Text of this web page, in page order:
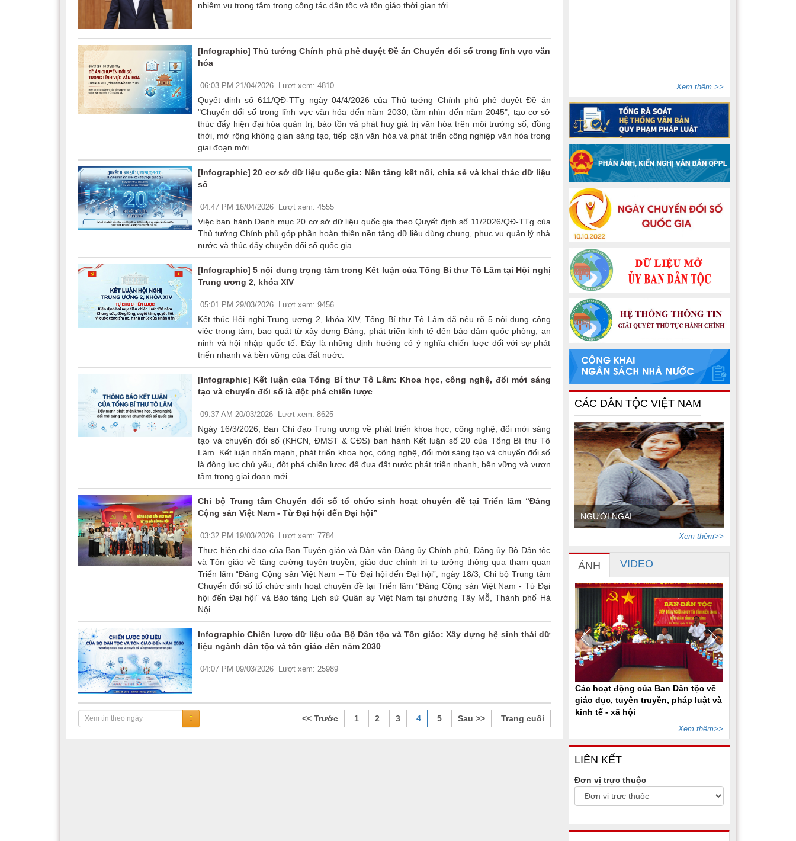
nhiệm vụ trọng tâm trong công tác dân tộc và tôn giáo thời gian tới.
[Infographic] Thủ tướng Chính phủ phê duyệt Đề án Chuyển đổi số trong lĩnh vực văn
hóa
06:03 PM 21/04/2026 Lượt xem: 4810
Quyết định số 611/QĐ-TTg ngày 04/4/2026 của Thủ tướng Chính phủ phê duyệt Đề án
"Chuyển đổi số trong lĩnh vực văn hóa đến năm 2030, tầm nhìn đến năm 2045", tạo cơ sở
thúc đẩy hiện đại hóa quản trị, bảo tồn và phát huy giá trị văn hóa trên môi trường số, đồng
thời, mở rộng không gian sáng tạo, tiếp cận văn hóa và phát triển công nghiệp văn hóa trong
giai đoạn mới.
[Infographic] 20 cơ sở dữ liệu quốc gia: Nền tảng kết nối, chia sẻ và khai thác dữ liệu
số
04:47 PM 16/04/2026 Lượt xem: 4555
Việc ban hành Danh mục 20 cơ sở dữ liệu quốc gia theo Quyết định số 11/2026/QĐ-TTg của
Thủ tướng Chính phủ góp phần hoàn thiện nền tảng dữ liệu dùng chung, phục vụ quản lý nhà
nước và thúc đẩy chuyển đổi số quốc gia.
[Infographic] 5 nội dung trọng tâm trong Kết luận của Tổng Bí thư Tô Lâm tại Hội nghị
Trung ương 2, khóa XIV
05:01 PM 29/03/2026 Lượt xem: 9456
Kết thúc Hội nghị Trung ương 2, khóa XIV, Tổng Bí thư Tô Lâm đã nêu rõ 5 nội dung công
việc trọng tâm, bao quát từ xây dựng Đảng, phát triển kinh tế đến bảo đảm quốc phòng, an
ninh và hội nhập quốc tế. Đây là những định hướng có ý nghĩa chiến lược đối với sự phát
triển nhanh và bền vững của đất nước.
[Infographic] Kết luận của Tổng Bí thư Tô Lâm: Khoa học, công nghệ, đổi mới sáng
tạo và chuyển đổi số là đột phá chiến lược
09:37 AM 20/03/2026 Lượt xem: 8625
Ngày 16/3/2026, Ban Chỉ đạo Trung ương về phát triển khoa học, công nghệ, đổi mới sáng
tạo và chuyển đổi số (KHCN, ĐMST & CĐS) ban hành Kết luận số 20 của Tổng Bí thư Tô
Lâm. Kết luận nhấn mạnh, phát triển khoa học, công nghệ, đổi mới sáng tạo và chuyển đổi số
là động lực chủ yếu, đột phá chiến lược để đưa đất nước phát triển nhanh, bền vững và vươn
tầm trong giai đoạn mới.
Chi bộ Trung tâm Chuyển đổi số tổ chức sinh hoạt chuyên đề tại Triển lãm “Đảng
Cộng sản Việt Nam - Từ Đại hội đến Đại hội”
03:32 PM 19/03/2026 Lượt xem: 7784
Thực hiện chỉ đạo của Ban Tuyên giáo và Dân vận Đảng ủy Chính phủ, Đảng ủy Bộ Dân tộc
và Tôn giáo về tăng cường tuyên truyền, giáo dục chính trị tư tưởng thông qua tham quan
Triển lãm “Đảng Cộng sản Việt Nam – Từ Đại hội đến Đại hội”, ngày 18/3, Chi bộ Trung tâm
Chuyển đổi số tổ chức sinh hoạt chuyên đề tại Triển lãm “Đảng Cộng sản Việt Nam - Từ Đại
hội đến Đại hội” và Bảo tàng Lịch sử Quân sự Việt Nam tại phường Tây Mỗ, Thành phố Hà
Nội.
Infographic Chiến lược dữ liệu của Bộ Dân tộc và Tôn giáo: Xây dựng hệ sinh thái dữ
liệu ngành dân tộc và tôn giáo đến năm 2030
04:07 PM 09/03/2026 Lượt xem: 25989
<< Trước 1 2 3 4 5 Sau >> Trang cuối
Xem thêm >>
CÁC DÂN TỘC VIỆT NAM
NGƯỜI NGÁI
Xem thêm>>
ẢNH VIDEO
Các hoạt động của Ban Dân tộc về
giáo dục, tuyên truyền, pháp luật và
kinh tế - xã hội
Xem thêm>>
LIÊN KẾT
Đơn vị trực thuộc